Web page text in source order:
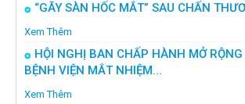
“GÃY SÀN HỐC MẮT” SAU CHẤN
Xem Thêm
HỘI NGHỊ BAN CHẤP HÀNH MỞ
BỆNH VIỆN MẮT NHIỆM...
Xem Thêm